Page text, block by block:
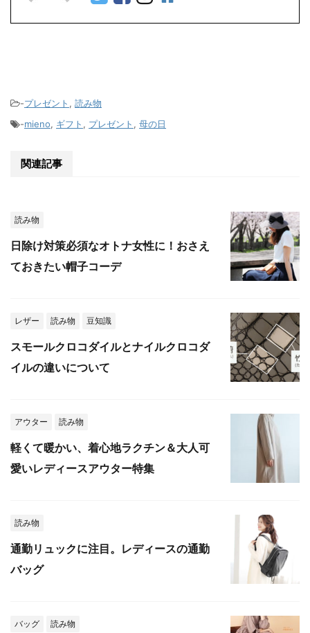
-プレゼント , 読み物
-mieno, ギフト , プレゼント , 母の日
関連記事
読み物
日除け対策必須なオトナ女性に！おさえ
ておきたい帽子コーデ
レザー 読み物 豆知識
スモールクロコダイルとナイルクロコダ
イルの違いについて
アウター 読み物
軽くて暖かい、着心地ラクチン＆大人可
愛いレディースアウター特集
読み物
通勤リュックに注目。レディースの通勤
バッグ
バッグ 読み物